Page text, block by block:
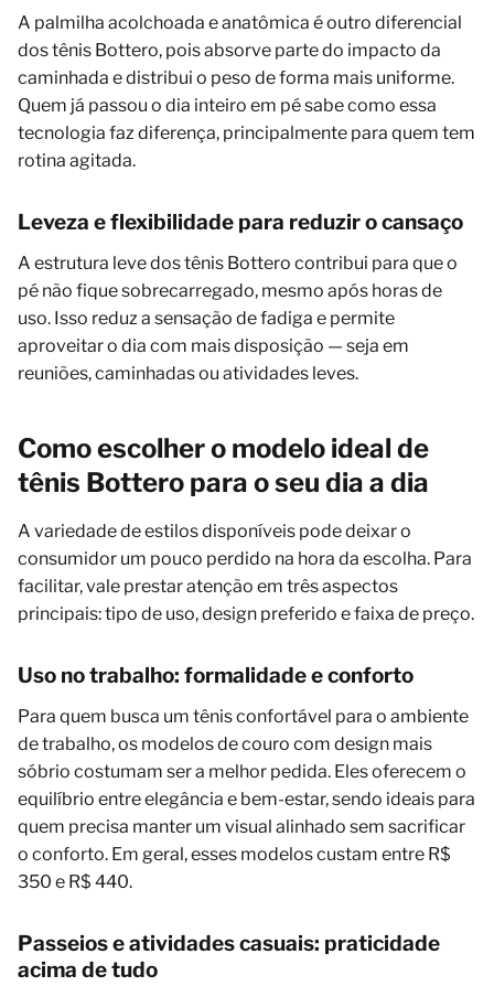
A palmilha acolchoada e anatômica é outro diferencial
dos tênis Bottero, pois absorve parte do impacto da
caminhada e distribui o peso de forma mais uniforme.
Quem já passou o dia inteiro em pé sabe como essa
tecnologia faz diferença, principalmente para quem tem
rotina agitada.
Leveza e flexibilidade para reduzir o cansaço
A estrutura leve dos tênis Bottero contribui para que o
pé não fique sobrecarregado, mesmo após horas de
uso. Isso reduz a sensação de fadiga e permite
aproveitar o dia com mais disposição — seja em
reuniões, caminhadas ou atividades leves.
Como escolher o modelo ideal de
tênis Bottero para o seu dia a dia
A variedade de estilos disponíveis pode deixar o
consumidor um pouco perdido na hora da escolha. Para
facilitar, vale prestar atenção em três aspectos
principais: tipo de uso, design preferido e faixa de preço.
Uso no trabalho: formalidade e conforto
Para quem busca um tênis confortável para o ambiente
de trabalho, os modelos de couro com design mais
sóbrio costumam ser a melhor pedida. Eles oferecem o
equilíbrio entre elegância e bem-estar, sendo ideais para
quem precisa manter um visual alinhado sem sacrificar
o conforto. Em geral, esses modelos custam entre R$
350 e R$ 440.
Passeios e atividades casuais: praticidade
acima de tudo